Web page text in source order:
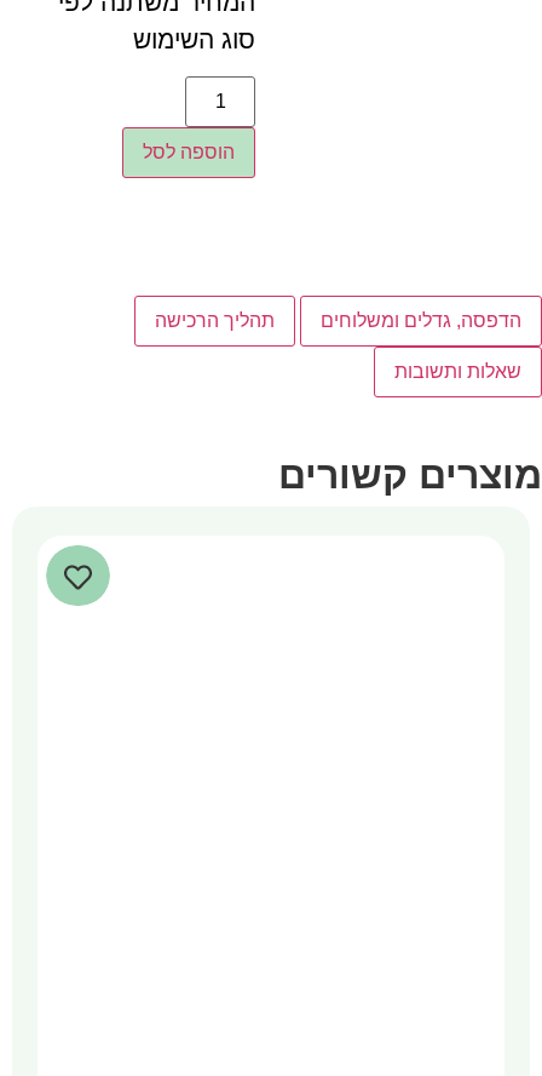
סוג השימוש
הוספה לסל
הדפסה, גדלים ומשלוחים תהליך הרכישה
שאלות ותשובות
מוצרים קשורים